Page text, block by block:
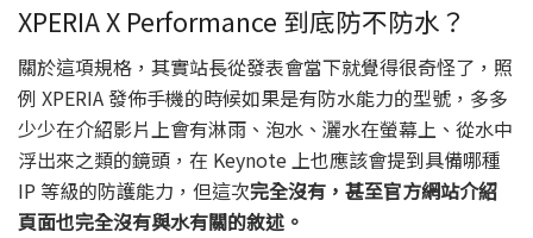
XPERIA X Performance 到底防不防水？
關於這項規格，其實站長從發表會當下就覺得很奇怪了，照
例 XPERIA 發佈手機的時候如果是有防水能力的型號，多多
少少在介紹影片上會有淋雨、泡水、灑水在螢幕上、從水中
浮出來之類的鏡頭，在 Keynote 上也應該會提到具備哪種
IP 等級的防護能力，但這次完全沒有，甚至官方網站介紹
頁面也完全沒有與水有關的敘述。